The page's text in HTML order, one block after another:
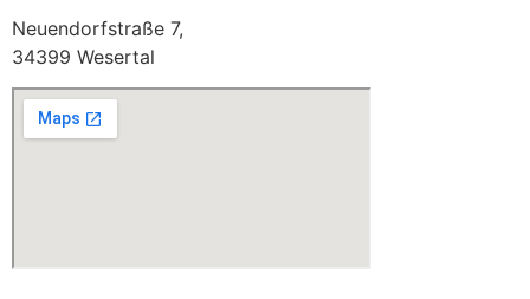
Neuendorfstraße 7,
34399 Wesertal